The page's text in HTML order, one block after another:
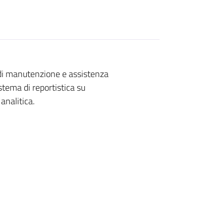
manutenzione e assistenza
di reportistica su